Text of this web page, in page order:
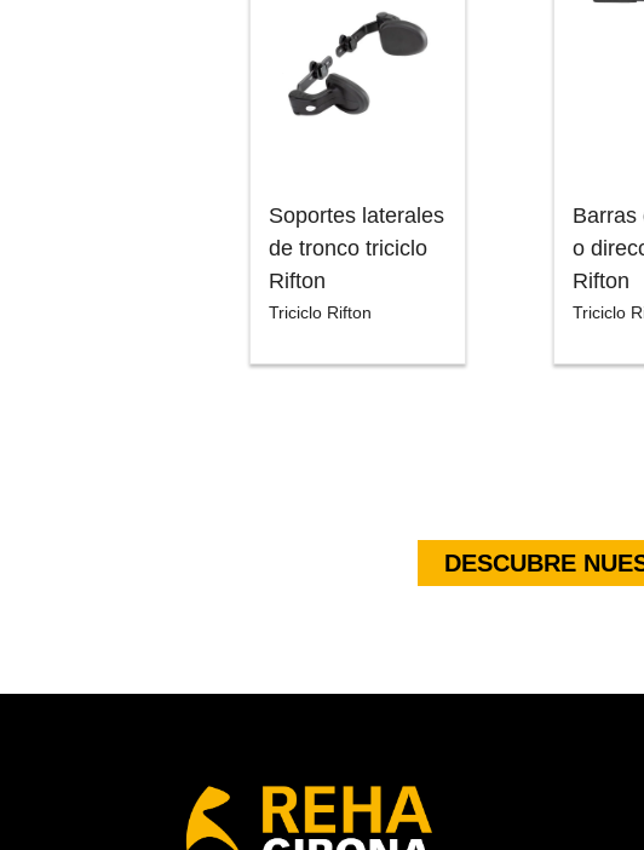
Soportes laterales
de tronco triciclo
Rifton
Triciclo Rifton
Barras
o
Rifton
Triciclo
DESCUBRE